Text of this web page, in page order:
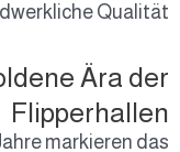
Qualität.
Ära der
Flipperhallen
markieren das